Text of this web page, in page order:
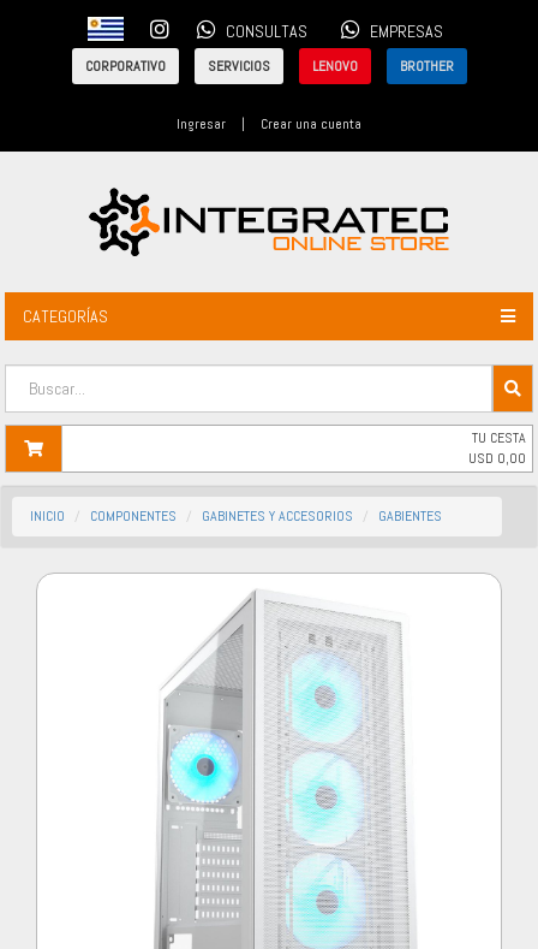
CONSULTAS EMPRESAS
CORPORATIVO SERVICIOS LENOVO BROTHER
Ingresar | Crear una cuenta
CATEGORÍAS
TU CESTA
USD 0,00
INICIO COMPONENTES GABINETES Y ACCESORIOS GABIENTES